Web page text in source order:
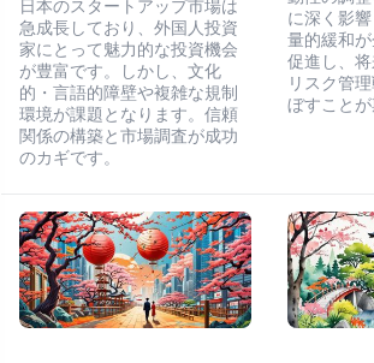
日本のスタートアップ市場は
急成長しており、外国人投資
家にとって魅力的な投資機会
が豊富です。しかし、文化
的・言語的障壁や複雑な規制
環境が課題となります。信頼
関係の構築と市場調査が成功
のカギです。
に深く影
量的緩和
促進し、
リスク管
ぼすことが